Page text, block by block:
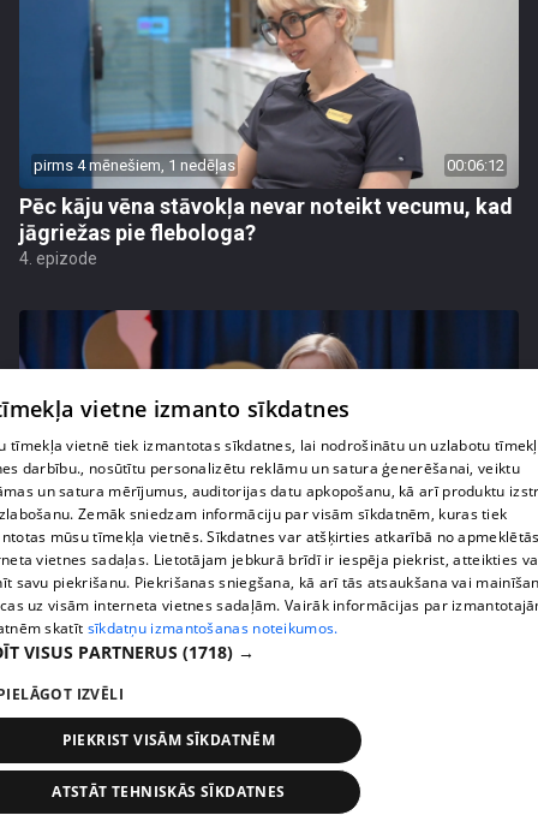
pirms 4 mēnešiem, 1 nedēļas 00:06:12
Pēc kāju vēna stāvokļa nevar noteikt vecumu, kad
jāgriežas pie flebologa?
4. epizode
pirms 4 mēnešiem, 2 nedēļām 00:05:34
Ko cilvēki patiesībā meklē energoterapijā pie
Agneses Zeltiņas
4. epizode
vietne izmanto sīkdatnes
tīmekļa vietnē tiek izmantotas sīkdatnes, lai nodrošinātu un uzlabotu
darbību., nosūtītu personalizētu reklāmu un satura ģenerēšanai, veiktu
un satura mērījumus, auditorijas datu apkopošanu, kā arī produktu
Zemāk sniedzam informāciju par visām sīkdatnēm, kuras tiek
mūsu tīmekļa vietnēs. Sīkdatnes var atšķirties atkarībā no
vietnes sadaļas. Lietotājam jebkurā brīdī ir iespēja piekrist, atteikties
savu piekrišanu. Piekrišanas sniegšana, kā arī tās atsaukšana vai
uz visām interneta vietnes sadaļām. Vairāk informācijas par
skatīt sīkdatņu izmantošanas noteikumos.
VISUS PARTNERUS (1718) →
IZVĒLI
PIEKRIST VISĀM SĪKDATNĒM
ATSTĀT TEHNISKĀS SĪKDATNES